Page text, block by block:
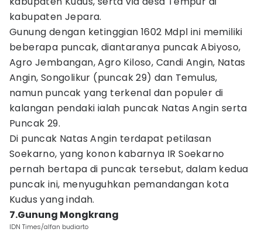
kabupaten Jepara.
Gunung dengan ketinggian 1602 Mdpl ini memiliki
beberapa puncak, diantaranya puncak Abiyoso,
Agro Jembangan, Agro Kiloso, Candi Angin, Natas
Angin, Songolikur (puncak 29) dan Temulus,
namun puncak yang terkenal dan populer di
kalangan pendaki ialah puncak Natas Angin serta
Puncak 29.
Di puncak Natas Angin terdapat petilasan
Soekarno, yang konon kabarnya IR Soekarno
pernah bertapa di puncak tersebut, dalam kedua
puncak ini, menyuguhkan pemandangan kota
Kudus yang indah.
7.Gunung Mongkrang
IDN Times/alfan budiarto